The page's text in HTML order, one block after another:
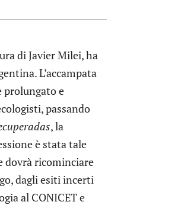
di Javier Milei, ha
L’accampata
prolungato e
passando
, la
è stata tale
dovrà ricominciare
dagli esiti incerti
al CONICET e